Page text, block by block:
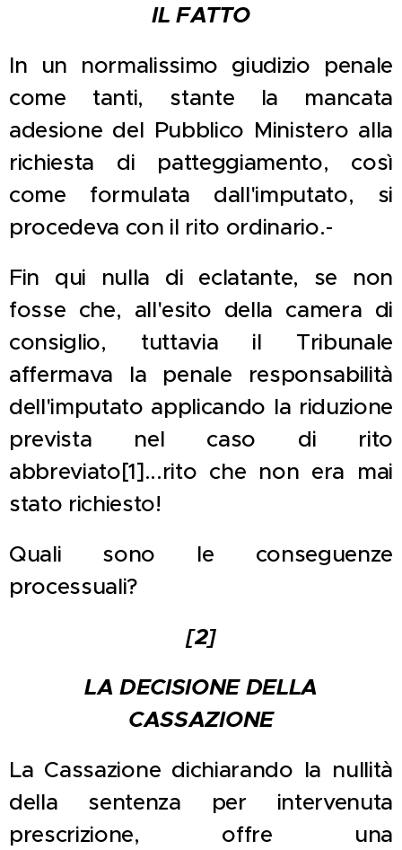
IL FATTO
In un normalissimo giudizio penale
come tanti, stante la mancata
adesione del Pubblico Ministero alla
richiesta di patteggiamento, così
come formulata dall'imputato, si
procedeva con il rito ordinario.-
Fin qui nulla di eclatante, se non
fosse che, all'esito della camera di
consiglio, tuttavia il Tribunale
affermava la penale responsabilità
dell'imputato applicando la riduzione
prevista nel caso di rito
abbreviato[1]...rito che non era mai
stato richiesto!
Quali sono le conseguenze
processuali?
[2]
LA DECISIONE DELLA
CASSAZIONE
La Cassazione dichiarando la nullità
della sentenza per intervenuta
prescrizione, offre una